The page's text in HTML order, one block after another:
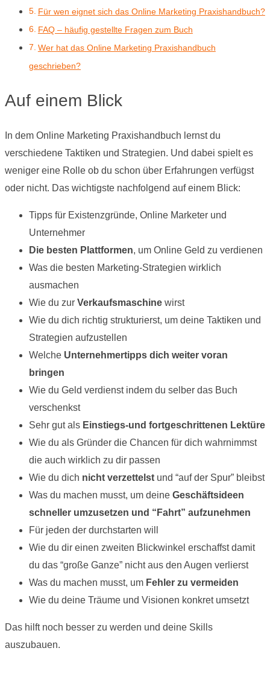
Für wen eignet sich das Online Marketing Praxishandbuch?
FAQ – häufig gestellte Fragen zum Buch
Wer hat das Online Marketing Praxishandbuch
geschrieben?
Auf einem Blick
In dem Online Marketing Praxishandbuch lernst du
verschiedene Taktiken und Strategien. Und dabei spielt es
weniger eine Rolle ob du schon über Erfahrungen verfügst
oder nicht. Das wichtigste nachfolgend auf einem Blick:
Tipps für Existenzgründe, Online Marketer und
Unternehmer
Die besten Plattformen, um Online Geld zu verdienen
Was die besten Marketing-Strategien wirklich
ausmachen
Wie du zur Verkaufsmaschine wirst
Wie du dich richtig strukturierst, um deine Taktiken und
Strategien aufzustellen
Welche Unternehmertipps dich weiter voran
bringen
Wie du Geld verdienst indem du selber das Buch
verschenkst
Sehr gut als Einstiegs-und fortgeschrittenen Lektüre
Wie du als Gründer die Chancen für dich wahrnimmst
die auch wirklich zu dir passen
Wie du dich nicht verzettelst und “auf der Spur” bleibst
Was du machen musst, um deine Geschäftsideen
schneller umzusetzen und “Fahrt” aufzunehmen
Für jeden der durchstarten will
Wie du dir einen zweiten Blickwinkel erschaffst damit
du das “große Ganze” nicht aus den Augen verlierst
Was du machen musst, um Fehler zu vermeiden
Wie du deine Träume und Visionen konkret umsetzt
Das hilft noch besser zu werden und deine Skills
auszubauen.